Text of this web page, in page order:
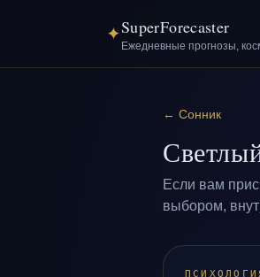
✦SuperForecaster
Ежедневные прогнозы,
← Сонник
Если вам
выбором,